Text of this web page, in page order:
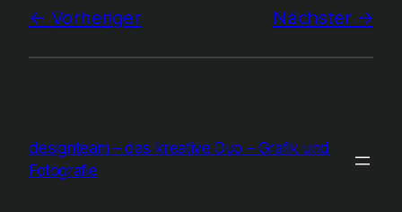
Vorheriger Nächster
designteam – das kreative Duo – Grafik und
Fotografie